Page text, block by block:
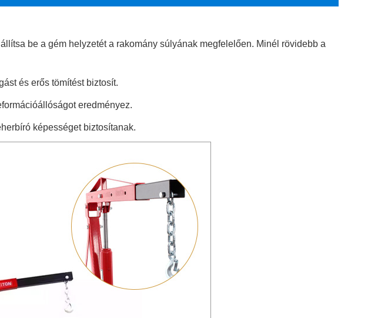
be a gém helyzetét a rakomány súlyának megfelelően. Minél rövidebb a
és erős tömítést biztosít.
eredményez.
képességet biztosítanak.